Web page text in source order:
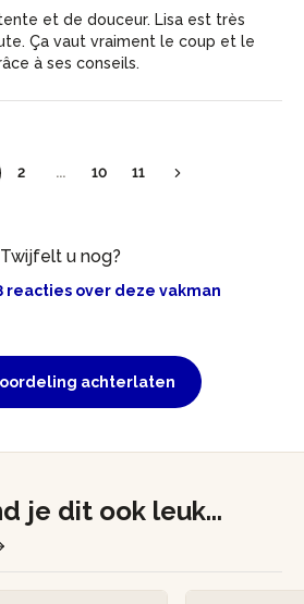
et de douceur. Lisa est très
Ça vaut vraiment le coup et le
à ses conseils.
2 ... 10 11
Twijfelt u nog?
reacties over deze vakman
achterlaten
je dit ook leuk...